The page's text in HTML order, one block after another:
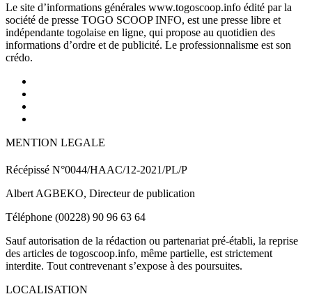
Le site d’informations générales www.togoscoop.info édité par la
société de presse TOGO SCOOP INFO, est une presse libre et
indépendante togolaise en ligne, qui propose au quotidien des
informations d’ordre et de publicité. Le professionnalisme est son
crédo.
MENTION LEGALE
Récépissé N°0044/HAAC/12-2021/PL/P
Albert AGBEKO, Directeur de publication
Téléphone (00228) 90 96 63 64
Sauf autorisation de la rédaction ou partenariat pré-établi, la reprise
des articles de togoscoop.info, même partielle, est strictement
interdite. Tout contrevenant s’expose à des poursuites.
LOCALISATION